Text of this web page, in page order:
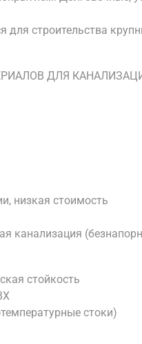
строительства
ДЛЯ
низкая стоимость
канализация
стойкость
стоки)